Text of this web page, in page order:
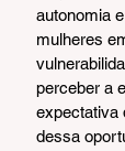
autonomia
mulheres
perceber a
expectativa
dessa